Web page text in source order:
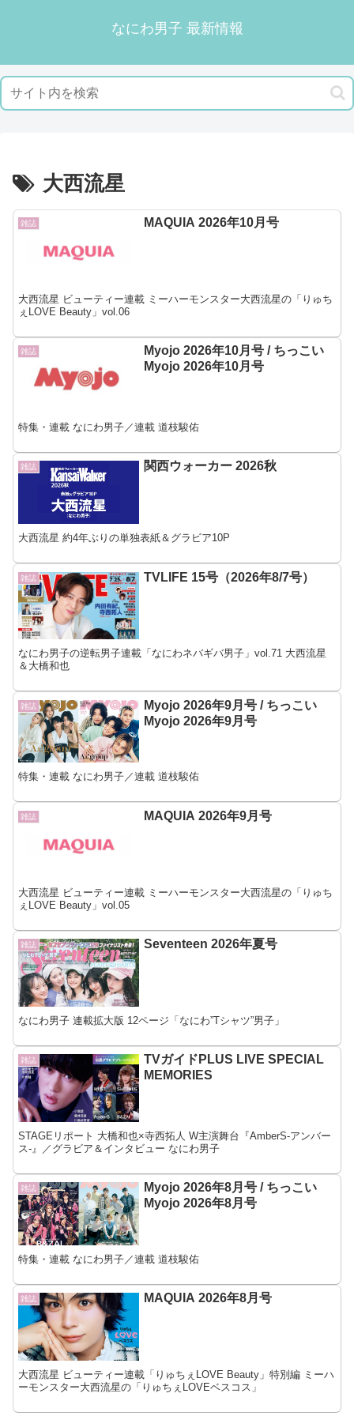
なにわ男子 最新情報
大西流星
雑誌 MAQUIA 2026年10月号
大西流星 ビューティー連載 ミーハーモンスター大西流星の「りゅち
ぇLOVE Beauty」vol.06
雑誌
Myojo 2026年10月号 / ちっこい
Myojo 2026年10月号
特集・連載 なにわ男子／連載 道枝駿佑
雑誌 関西ウォーカー 2026秋
大西流星 約4年ぶりの単独表紙＆グラビア10P
雑誌 TVLIFE 15号（2026年8/7号）
なにわ男子の逆転男子連載「なにわネバギバ男子」vol.71 大西流星
＆大橋和也
雑誌
Myojo 2026年9月号 / ちっこい
Myojo 2026年9月号
特集・連載 なにわ男子／連載 道枝駿佑
雑誌 MAQUIA 2026年9月号
大西流星 ビューティー連載 ミーハーモンスター大西流星の「りゅち
ぇLOVE Beauty」vol.05
雑誌 Seventeen 2026年夏号
なにわ男子 連載拡大版 12ページ「なにわ”Tシャツ”男子」
雑誌
TVガイドPLUS LIVE SPECIAL
MEMORIES
STAGEリポート 大橋和也×寺西拓人 W主演舞台『AmberS-アンバー
ス-』／グラビア＆インタビュー なにわ男子
雑誌
Myojo 2026年8月号 / ちっこい
Myojo 2026年8月号
特集・連載 なにわ男子／連載 道枝駿佑
雑誌 MAQUIA 2026年8月号
大西流星 ビューティー連載「りゅちぇLOVE Beauty」特別編 ミーハ
ーモンスター大西流星の「りゅちぇLOVEベスコス」